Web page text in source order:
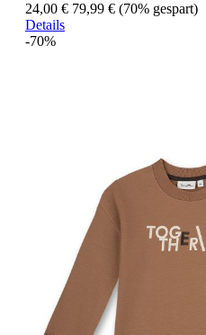
24,00 € 79,99 € (70% gespart)
Details
-70%